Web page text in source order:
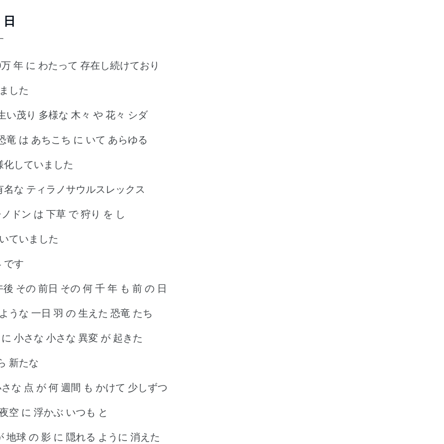
年 に わたって 存在し続けており
した
い茂り 多様な 木々 や 花々 シダ
竜 は あちこち に いて あらゆる
していました
な ティラノサウルスレックス
ドン は 下草 で 狩り を し
ていました
です
その 前日 その 何 千 年 も 前 の 日
うな 一日 羽 の 生えた 恐竜 たち
小さな 小さな 異変 が 起きた
新たな
な 点 が 何 週間 も かけて 少しずつ
空 に 浮かぶ いつも と
地球 の 影 に 隠れる ように 消えた